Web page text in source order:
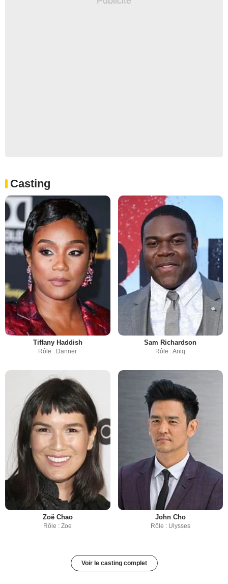
Casting
Tiffany Haddish
Rôle : Danner
Sam Richardson
Rôle : Aniq
Zoë Chao
Rôle : Zoe
John Cho
Rôle : Ulysses
Voir le casting complet